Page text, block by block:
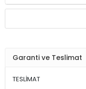
Garanti ve Teslimat
TESLİMAT